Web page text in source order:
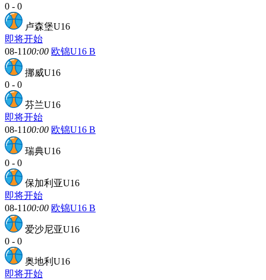
0 - 0
卢森堡U16
即将开始
08-1100:00 欧锦U16 B
挪威U16
0 - 0
芬兰U16
即将开始
08-1100:00 欧锦U16 B
瑞典U16
0 - 0
保加利亚U16
即将开始
08-1100:00 欧锦U16 B
爱沙尼亚U16
0 - 0
奥地利U16
即将开始